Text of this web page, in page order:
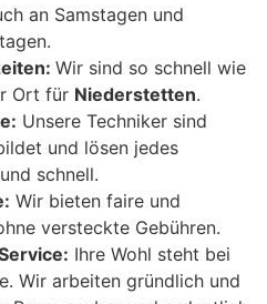
an Samstagen und
Wir sind so schnell wie
Ort für Niederstetten.
Unsere Techniker sind
und lösen jedes
schnell.
Wir bieten faire und
versteckte Gebühren.
Ihre Wohl steht bei
Wir arbeiten gründlich und